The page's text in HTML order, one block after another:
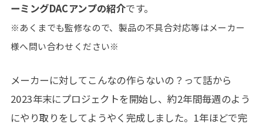
ーミングDACアンプの紹介です。
※あくまでも監修なので、製品の不具合対応等はメーカー
様へ問い合わせください※
メーカーに対してこんなの作らないの？って話から
2023年末にプロジェクトを開始し、約2年間毎週のよう
にやり取りをしてようやく完成しました。1年ほどで完